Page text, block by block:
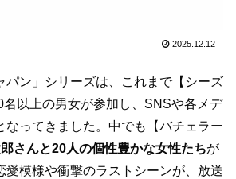
2025.12.12
パン」シリーズは、これまで【シーズ
名以上の男女が参加し、SNSや各メデ
なってきました。中でも【バチェラー
さんと20人の個性豊かな女性たちが
愛模様や衝撃のラストシーンが、放送